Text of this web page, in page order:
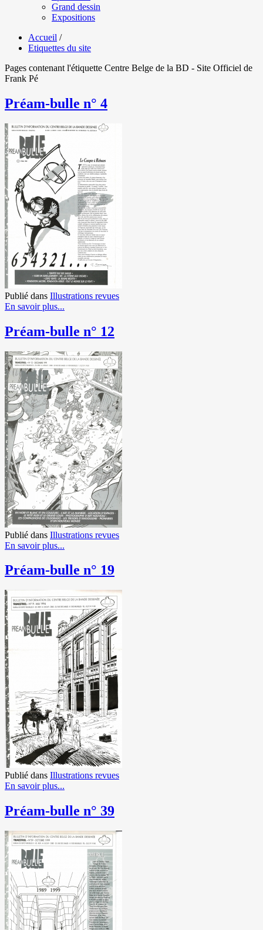
Grand dessin
Expositions
Accueil /
Etiquettes du site
Pages contenant l'étiquette Centre Belge de la BD - Site Officiel de
Frank Pé
Préam-bulle n° 4
Publié dans Illustrations revues
En savoir plus...
Préam-bulle n° 12
Publié dans Illustrations revues
En savoir plus...
Préam-bulle n° 19
Publié dans Illustrations revues
En savoir plus...
Préam-bulle n° 39